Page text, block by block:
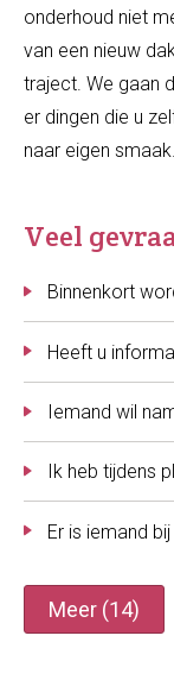
onderhoud niet
van een nieuw
traject. We gaan
er dingen die u
naar eigen
Veel
Binnenkort
Heeft u
Iemand wil
Ik heb tijdens
Er is iemand
Meer (14)